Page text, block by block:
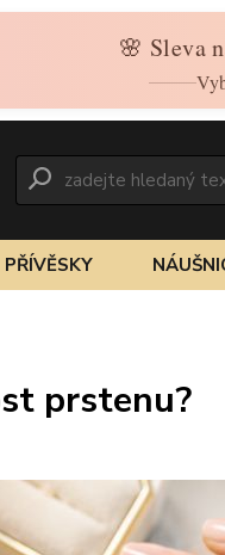
🌸 Sleva
PŘÍVĚSKY
prstenu?